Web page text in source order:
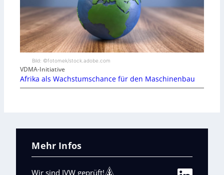
Bild: ©fotomek/stock.adobe.com
VDMA-Initiative
Afrika als Wachstumschance für den Maschinenbau
Mehr Infos
Wir sind IVW geprüft!